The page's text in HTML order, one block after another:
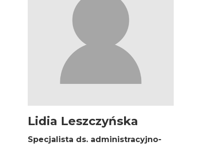
Lidia Leszczyńska
Specjalista ds. administracyjno-